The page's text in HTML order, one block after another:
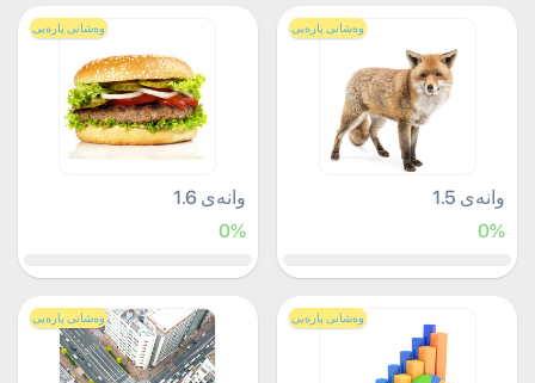
وەشانی پارەیی
وانەی 1.5
0%
وەشانی پارەیی
وانەی 1.6
0%
وەشانی پارەیی وەشانی پارەیی